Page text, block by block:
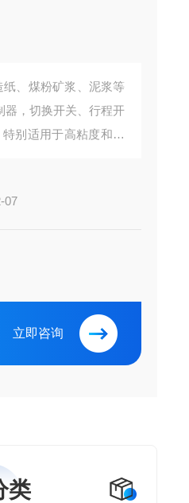
、煤粉矿浆、泥浆等
器，切换开关、行程开
别适用于高粘度和带
07
立即咨询
类